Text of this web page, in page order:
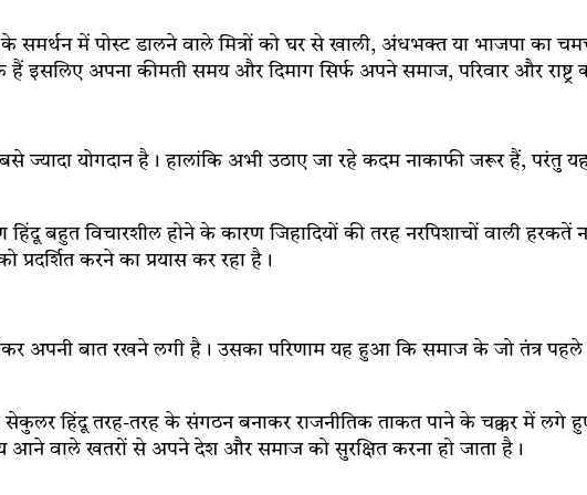
के समर्थन में पोस्ट डालने वाले मित्रों को घर से खाली, अंधभक्त या भाजपा
अपना कीमती समय और दिमाग सिर्फ अपने समाज, परिवार और राष्ट्र
ज्यादा योगदान है। हालांकि अभी उठाए जा रहे कदम नाकाफी जरूर हैं,
हिंदू बहुत विचारशील होने के कारण जिहादियों की तरह नरपिशाचों वाली
करने का प्रयास कर रहा है।
अपनी बात रखने लगी है। उसका परिणाम यह हुआ कि समाज के जो तंत्र
सेकुलर हिंदू तरह-तरह के संगठन बनाकर राजनीतिक ताकत पाने के चक्कर में लगे
आने वाले खतरों से अपने देश और समाज को सुरक्षित करना हो जाता है।